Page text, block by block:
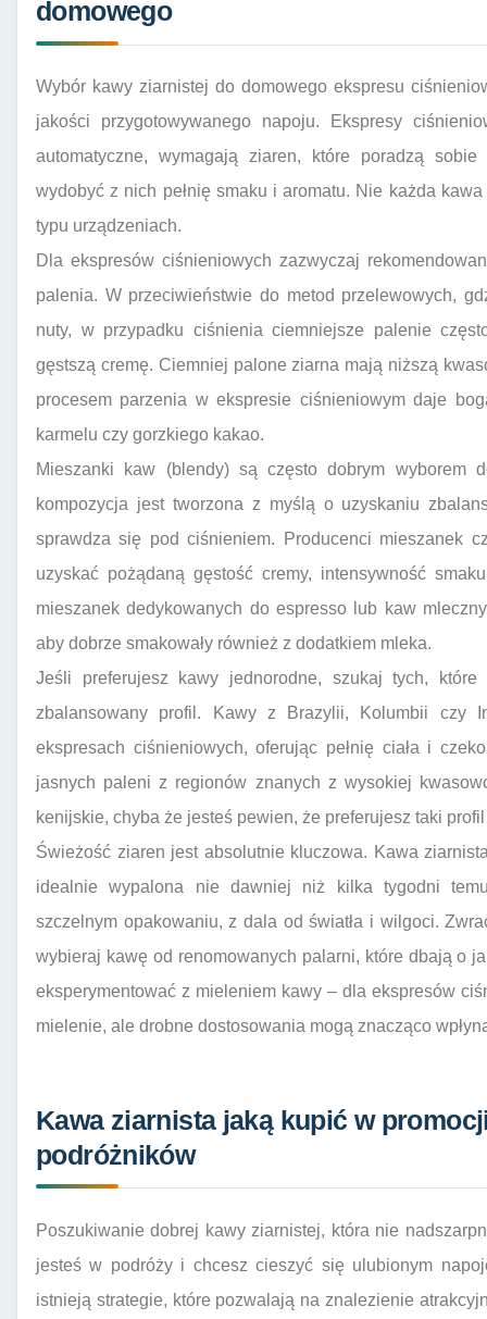
domowego
Wybór kawy ziarnistej do domowego ekspresu
jakości przygotowywanego napoju. Ekspresy
automatyczne, wymagają ziaren, które poradzą
wydobyć z nich pełnię smaku i aromatu. Nie każda
typu urządzeniach.
Dla ekspresów ciśnieniowych zazwyczaj
palenia. W przeciwieństwie do metod przelewowych,
nuty, w przypadku ciśnienia ciemniejsze palenie
gęstszą cremę. Ciemniej palone ziarna mają niższą
procesem parzenia w ekspresie ciśnieniowym daje
karmelu czy gorzkiego kakao.
Mieszanki kaw (blendy) są często dobrym wyborem
kompozycja jest tworzona z myślą o uzyskaniu
sprawdza się pod ciśnieniem. Producenci mieszanek
uzyskać pożądaną gęstość cremy, intensywność
mieszanek dedykowanych do espresso lub kaw
aby dobrze smakowały również z dodatkiem mleka.
Jeśli preferujesz kawy jednorodne, szukaj tych,
zbalansowany profil. Kawy z Brazylii, Kolumbii czy
ekspresach ciśnieniowych, oferując pełnię ciała i
jasnych paleni z regionów znanych z wysokiej
kenijskie, chyba że jesteś pewien, że preferujesz taki
Świeżość ziaren jest absolutnie kluczowa. Kawa
idealnie wypalona nie dawniej niż kilka tygodni
szczelnym opakowaniu, z dala od światła i wilgoci.
wybieraj kawę od renomowanych palarni, które dbają o
eksperymentować z mieleniem kawy – dla ekspresów
mielenie, ale drobne dostosowania mogą znacząco
Kawa ziarnista jaką kupić w
podróżników
Poszukiwanie dobrej kawy ziarnistej, która nie
jesteś w podróży i chcesz cieszyć się ulubionym
istnieją strategie, które pozwalają na znalezienie